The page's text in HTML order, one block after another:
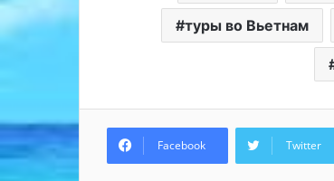
туры во Вьетнам
Facebook Twitter